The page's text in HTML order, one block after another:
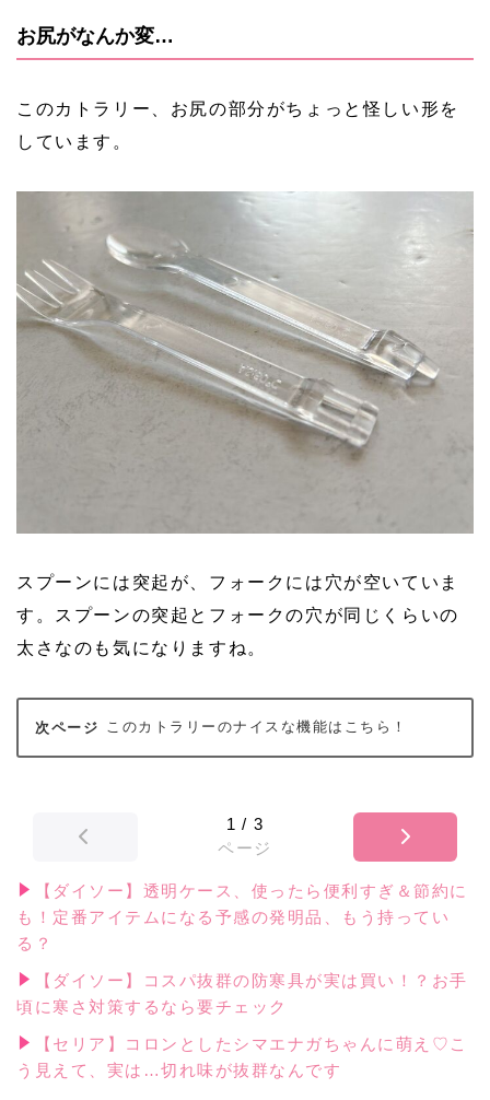
お尻がなんか変…
このカトラリー、お尻の部分がちょっと怪しい形を
しています。
スプーンには突起が、フォークには穴が空いていま
す。スプーンの突起とフォークの穴が同じくらいの
太さなのも気になりますね。
このカトラリーのナイスな機能はこちら！
1 / 3
ページ
【ダイソー】透明ケース、使ったら便利すぎ＆節約に
も！定番アイテムになる予感の発明品、もう持ってい
る？
【ダイソー】コスパ抜群の防寒具が実は買い！？お手
頃に寒さ対策するなら要チェック
【セリア】コロンとしたシマエナガちゃんに萌え♡こ
う見えて、実は…切れ味が抜群なんです